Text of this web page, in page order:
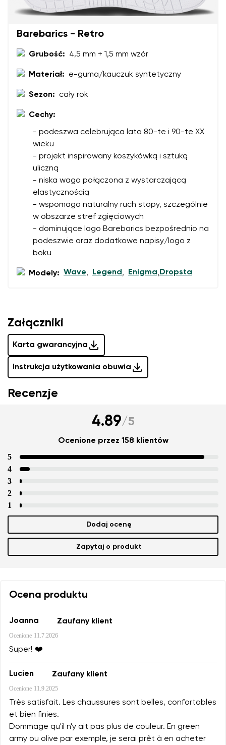
Zmień region
Wybierz kraj dostawy
Wybierz język
Zmień
Barebarics - Retro
Grubość: 4,5 mm + 1,5 mm wzór
Materiał: e-guma/kauczuk syntetyczny
Sezon: cały rok
Cechy:
- podeszwa celebrująca lata 80-te i 90-te XX
wieku
- projekt inspirowany koszykówką i sztuką
uliczną
- niska waga połączona z wystarczającą
elastycznością
- wspomaga naturalny ruch stopy, szczególnie
w obszarze stref zgięciowych
- dominujące logo Barebarics bezpośrednio na
podeszwie oraz dodatkowe napisy/logo z
boku
Modely: Wave, Legend , Enigma, Dropsta
Załączniki
Karta gwarancyjna
Instrukcja użytkowania obuwia
Wariant
Wyrażam zgodę na przetwarzanie moich danych
osobowych w rozumieniu te warunki
Recenzje
4.89/5
Ocenione przez 158 klientów
5
4
3
2
1
Dodaj ocenę
Zapytaj o produkt
Ocena produktu
Joanna Zaufany klient
Ocenione 11.7.2026
Super! ❤️
Lucien Zaufany klient
Ocenione 11.9.2025
Très satisfait. Les chaussures sont belles, confortables
et bien finies.
Dommage qu'il n'y ait pas plus de couleur. En green
army ou olive par exemple, je serai prêt à en acheter
Imię
Numer zamówienia
Ocena opisowa
Ocena
Wyrażam zgodę na przetwarzanie moich danych
osobowych w rozumieniute warunki i ich publikację.
Dodaj ocenę